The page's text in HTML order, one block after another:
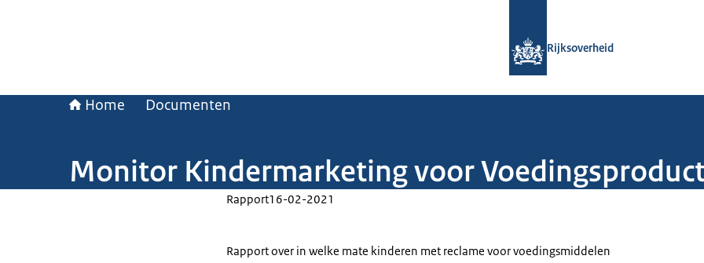
Rijksoverheid
Home Documenten
Monitor Kindermarketing voor
Rapport16-02-2021
Rapport over in welke mate kinderen met reclame voor voedingsmiddelen